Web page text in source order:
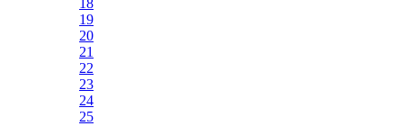
18
19
20
21
22
23
24
25